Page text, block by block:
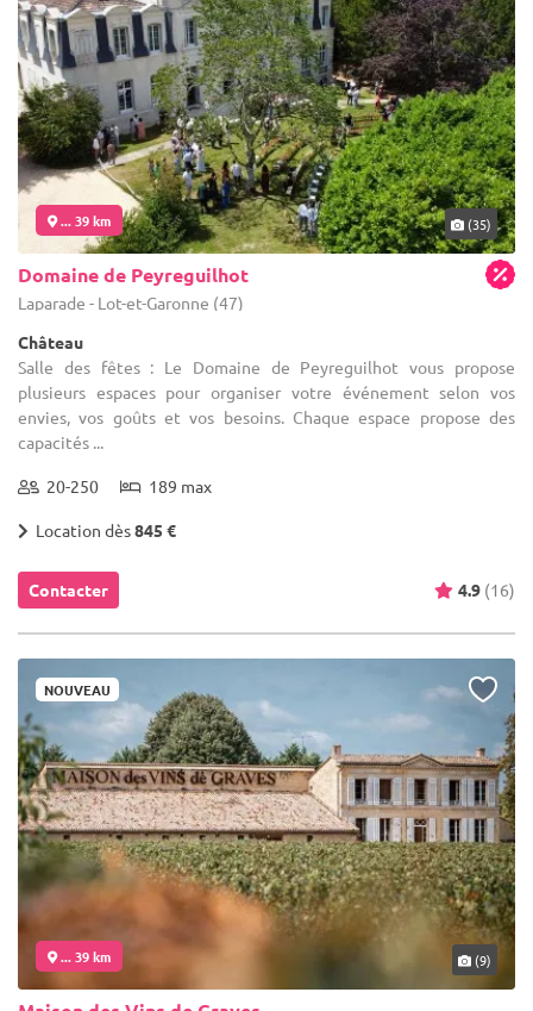
... 39 km (35)
Domaine de Peyreguilhot
Laparade - Lot-et-Garonne (47)
Château
Salle des fêtes : Le Domaine de Peyreguilhot vous propose
plusieurs espaces pour organiser votre événement selon vos
envies, vos goûts et vos besoins. Chaque espace propose des
capacités ...
20-250 189 max
Location dès845 €
Contacter 4.9 (16)
NOUVEAU
... 39 km (9)